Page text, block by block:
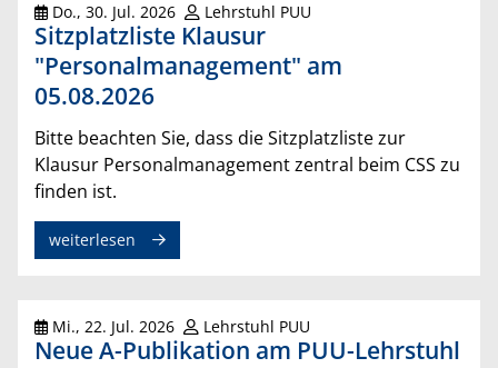
Do., 30. Jul. 2026 Lehrstuhl PUU
Sitzplatzliste Klausur
"Personalmanagement" am
05.08.2026
Bitte beachten Sie, dass die Sitzplatzliste zur
Klausur Personalmanagement zentral beim CSS zu
finden ist.
weiterlesen
Mi., 22. Jul. 2026 Lehrstuhl PUU
Neue A-Publikation am PUU-Lehrstuhl